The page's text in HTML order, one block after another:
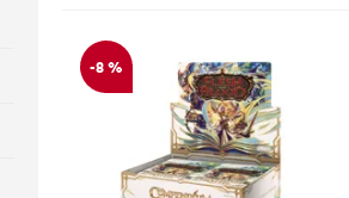
-8 %